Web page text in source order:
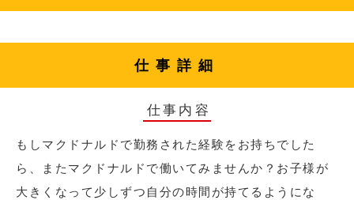
仕事詳細
仕事内容
もしマクドナルドで勤務された経験をお持ちでした
ら、またマクドナルドで働いてみませんか？お子様が
大きくなって少しずつ自分の時間が持てるようにな